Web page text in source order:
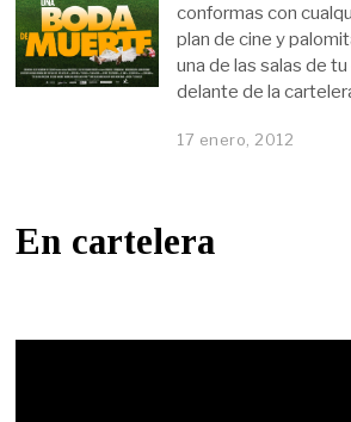
conformas con
plan de cine y
una de las salas de
delante de la
17 enero, 2012
En cartelera